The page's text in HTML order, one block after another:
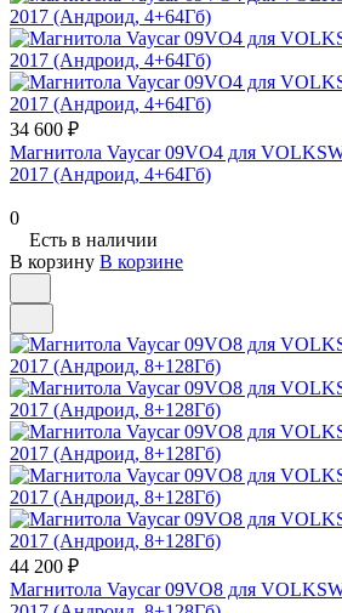
34 600 ₽
Магнитола Vaycar 09VO4 для
2017 (Андроид, 4+64Гб)
0
Есть в наличии
В корзину В корзине
44 200 ₽
Магнитола Vaycar 09VO8 для